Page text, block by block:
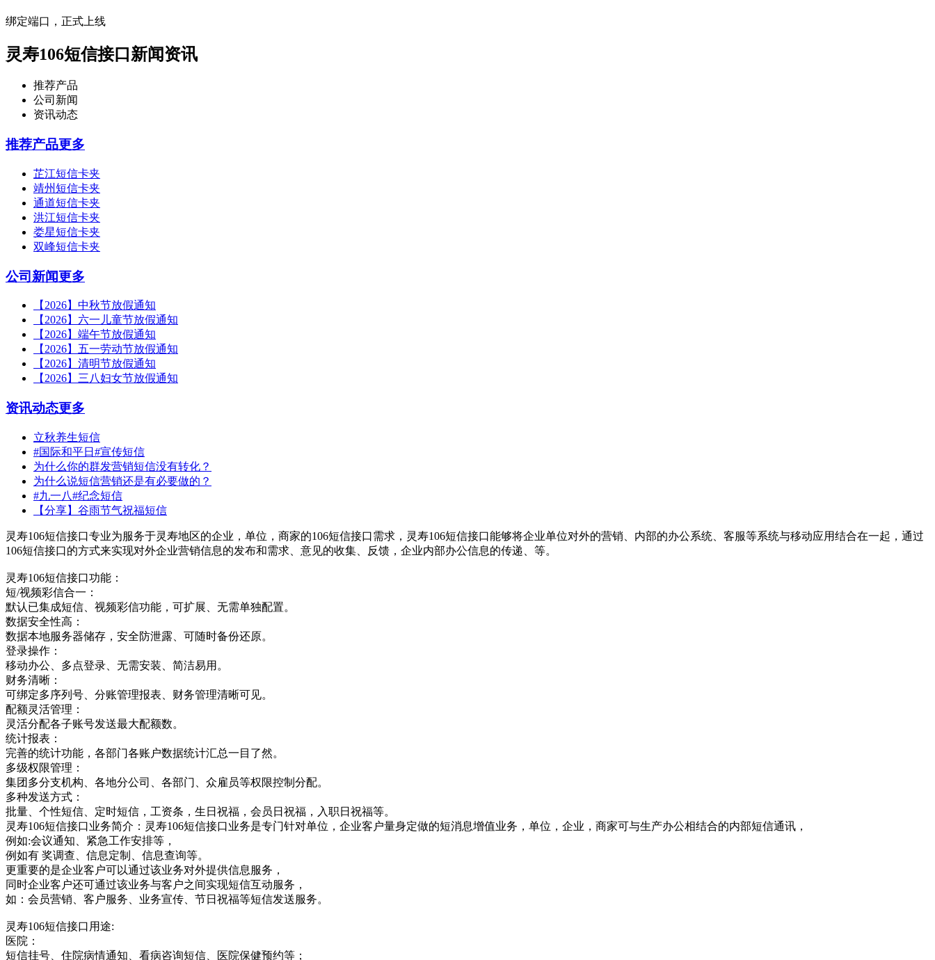
绑定端口，正式上线
灵寿106短信接口新闻资讯
推荐产品
公司新闻
资讯动态
推荐产品更多
芷江短信卡夹
靖州短信卡夹
通道短信卡夹
洪江短信卡夹
娄星短信卡夹
双峰短信卡夹
公司新闻更多
【2026】中秋节放假通知
【2026】六一儿童节放假通知
【2026】端午节放假通知
【2026】五一劳动节放假通知
【2026】清明节放假通知
【2026】三八妇女节放假通知
资讯动态更多
立秋养生短信
#国际和平日#宣传短信
为什么你的群发营销短信没有转化？
为什么说短信营销还是有必要做的？
#九一八#纪念短信
【分享】谷雨节气祝福短信
灵寿106短信接口专业为服务于灵寿地区的企业，单位，商家的106短信接口需求，灵寿106短信接口能够将企业单位对外的营销、内部的办公系统、客服等系统与移动应用结合在一起，通过
106短信接口的方式来实现对外企业营销信息的发布和需求、意见的收集、反馈，企业内部办公信息的传递、等。
灵寿106短信接口功能：
短/视频彩信合一：
默认已集成短信、视频彩信功能，可扩展、无需单独配置。
数据安全性高：
数据本地服务器储存，安全防泄露、可随时备份还原。
登录操作：
移动办公、多点登录、无需安装、简洁易用。
财务清晰：
可绑定多序列号、分账管理报表、财务管理清晰可见。
配额灵活管理：
灵活分配各子账号发送最大配额数。
统计报表：
完善的统计功能，各部门各账户数据统计汇总一目了然。
多级权限管理：
集团多分支机构、各地分公司、各部门、众雇员等权限控制分配。
多种发送方式：
批量、个性短信、定时短信，工资条，生日祝福，会员日祝福，入职日祝福等。
灵寿106短信接口业务简介：灵寿106短信接口业务是专门针对单位，企业客户量身定做的短消息增值业务，单位，企业，商家可与生产办公相结合的内部短信通讯，
例如:会议通知、紧急工作安排等，
例如有 奖调查、信息定制、信息查询等。
更重要的是企业客户可以通过该业务对外提供信息服务，
同时企业客户还可通过该业务与客户之间实现短信互动服务，
如：会员营销、客户服务、业务宣传、节日祝福等短信发送服务。
灵寿106短信接口用途:
医院：
短信挂号、住院病情通知、看病咨询短信、医院保健预约等；